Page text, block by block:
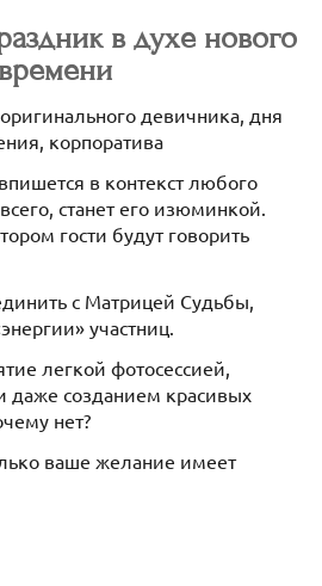
в духе нового
времени
девичника, дня
корпоратива
в контекст любого
станет его изюминкой.
гости будут говорить
с Матрицей Судьбы,
участниц.
легкой фотосессией,
даже созданием красивых
нет?
ваше желание имеет